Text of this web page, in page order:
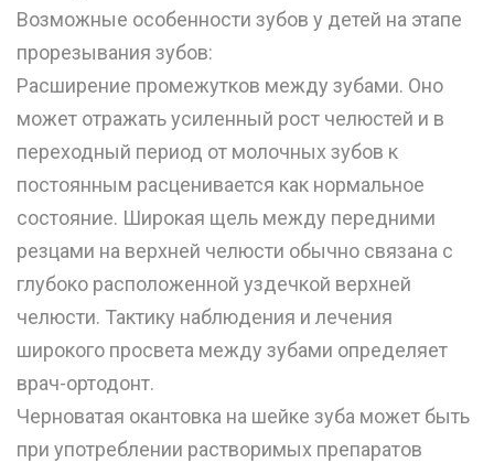
Возможные особенности зубов у детей на этапе
прорезывания зубов:
Расширение промежутков между зубами. Оно
может отражать усиленный рост челюстей и в
переходный период от молочных зубов к
постоянным расценивается как нормальное
состояние. Широкая щель между передними
резцами на верхней челюсти обычно связана с
глубоко расположенной уздечкой верхней
челюсти. Тактику наблюдения и лечения
широкого просвета между зубами определяет
врач-ортодонт.
Черноватая окантовка на шейке зуба может быть
при употреблении растворимых препаратов